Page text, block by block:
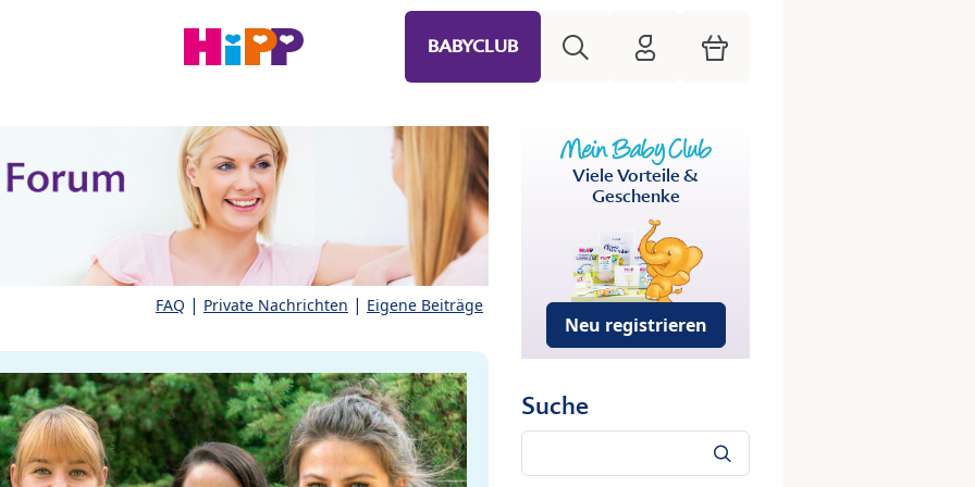
BABYCLUB HiPP Mein Babyclub
Warenkorb
FAQ | Private Nachrichten | Eigene Beiträge
Viele Vorteile &
Geschenke
Neu registrieren
Suche